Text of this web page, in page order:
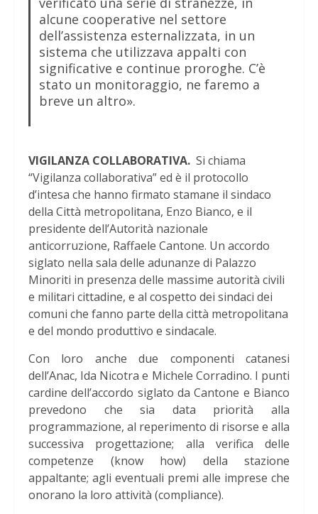
alcune cooperative nel settore
dell’assistenza esternalizzata, in un
sistema che utilizzava appalti con
significative e continue proroghe. C’è
stato un monitoraggio, ne faremo a
breve un altro».
VIGILANZA COLLABORATIVA. Si chiama
“Vigilanza collaborativa” ed è il protocollo
d’intesa che hanno firmato stamane il sindaco
della Città metropolitana, Enzo Bianco, e il
presidente dell’Autorità nazionale
anticorruzione, Raffaele Cantone. Un accordo
siglato nella sala delle adunanze di Palazzo
Minoriti in presenza delle massime autorità civili
e militari cittadine, e al cospetto dei sindaci dei
comuni che fanno parte della città metropolitana
e del mondo produttivo e sindacale.
Con loro anche due componenti catanesi
dell’Anac, Ida Nicotra e Michele Corradino. I punti
cardine dell’accordo siglato da Cantone e Bianco
prevedono che sia data priorità alla
programmazione, al reperimento di risorse e alla
successiva progettazione; alla verifica delle
competenze (know how) della stazione
appaltante; agli eventuali premi alle imprese che
onorano la loro attività (compliance).